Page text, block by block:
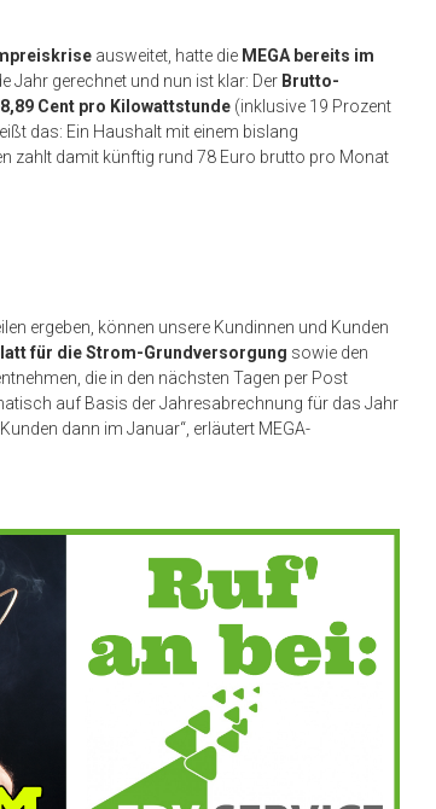
ausweitet, hatte die MEGA bereits im
Jahr gerechnet und nun ist klar: Der Brutto-
Cent pro Kilowattstunde (inklusive 19 Prozent
das: Ein Haushalt mit einem bislang
zahlt damit künftig rund 78 Euro brutto pro Monat
ergeben, können unsere Kundinnen und Kunden
für die Strom-Grundversorgung sowie den
die in den nächsten Tagen per Post
auf Basis der Jahresabrechnung für das Jahr
dann im Januar“, erläutert MEGA-